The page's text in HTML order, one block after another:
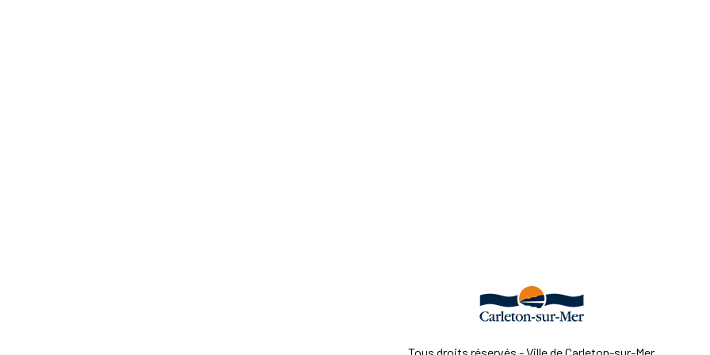
Tous droits réservés - Ville de Carleton-sur-Mer.